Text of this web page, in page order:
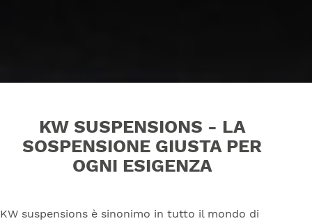
KW SUSPENSIONS - LA
SOSPENSIONE GIUSTA PER
OGNI ESIGENZA
KW suspensions è sinonimo in tutto il mondo di